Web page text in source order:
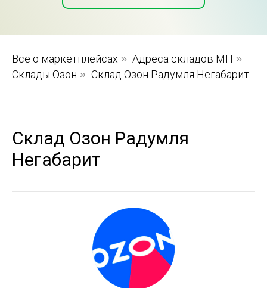
Все о маркетплейсах » Адреса складов МП »
Склады Озон » Склад Озон Радумля Негабарит
Склад Озон Радумля
Негабарит